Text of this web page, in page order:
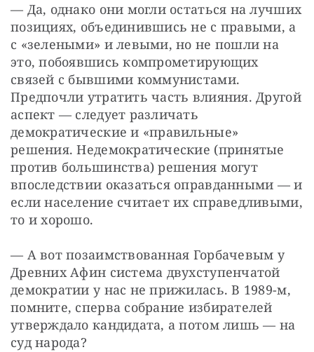
— Да, однако они могли остаться на лучших
позициях, объединившись не с правыми, а
с «зелеными» и левыми, но не пошли на
это, побоявшись компрометирующих
связей с бывшими коммунистами.
Предпочли утратить часть влияния. Другой
аспект — следует различать
демократические и «правильные»
решения. Недемократические (принятые
против большинства) решения могут
впоследствии оказаться оправданными — и
если население считает их справедливыми,
то и хорошо.
— А вот позаимствованная Горбачевым у
Древних Афин система двухступенчатой
демократии у нас не прижилась. В 1989-м,
помните, сперва собрание избирателей
утверждало кандидата, а потом лишь — на
суд народа?